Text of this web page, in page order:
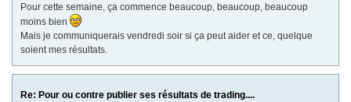
Pour cette semaine, ça commence beaucoup, beaucoup, beaucoup
moins bien
Mais je communiquerais vendredi soir si ça peut aider et ce, quelque
soient mes résultats.
Re: Pour ou contre publier ses résultats de trading....